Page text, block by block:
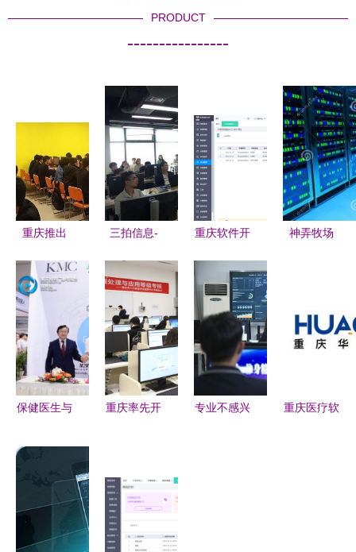
PRODUCT
----------------
重庆推出
无人机驾驶
员培训名
额，软件开
发人才新机
遇
三拍信息-
游戏开发正
式开课！聚
焦重庆软件
开发新热潮
重庆软件开
区门店 高
效收银系统
软件解决方
案解析
神弄牧场
遇与挑战
保健医生与
庆软件开发
赋能传统工
厂迈向智慧
工厂新纪元
重庆率先开
考核，赋能
软件开发产
业高质量发
专业不感兴
重庆医疗软